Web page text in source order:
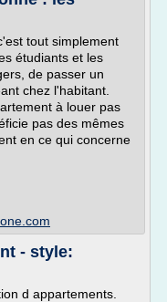
tout simplement
étudiants et les
de passer un
chez l'habitant.
à louer pas
pas des mêmes
en ce qui concerne
- style:
d appartements.